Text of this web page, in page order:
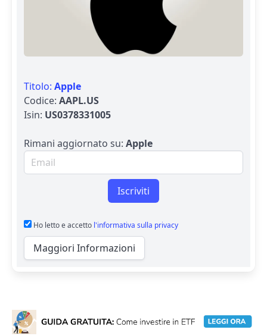
Titolo: Apple
Codice: AAPL.US
Isin: US0378331005
Rimani aggiornato su: Apple
Email per newsletter
Iscriviti
Ho letto e accetto l'informativa sulla privacy
Maggiori Informazioni